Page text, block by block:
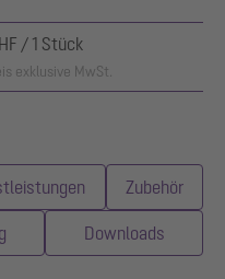
/ 1 Stück
exklusive MwSt.
Zubehör
Downloads